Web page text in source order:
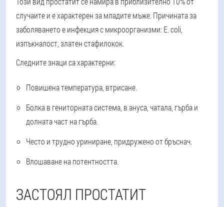
случаите и е характерен за младите мъже. Причината за
заболяването е инфекция с микроорганизми: E. coli,
изпъкналост, златен стафилокок.
Следните знаци са характерни:
Повишена температура, втрисане.
Болка в гениторната система, в ануса, чатала, гърба и
долната част на гърба.
Често и трудно уриниране, придружено от бръснач.
Влошаване на потентността.
ЗАСТОЯЛ ПРОСТАТИТ